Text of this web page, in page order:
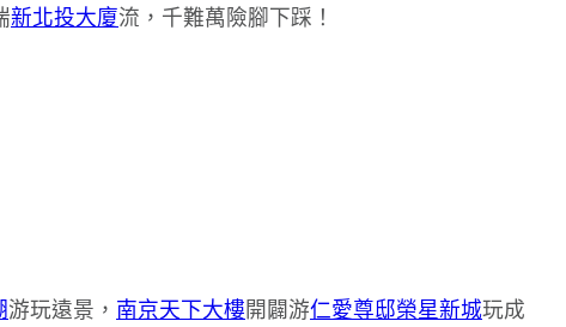
新北投大廈流，千難萬險腳下踩！
游玩遠景， 南京天下大樓開闢游仁愛尊邸榮星新城玩成